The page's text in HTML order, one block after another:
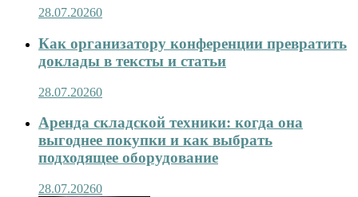
28.07.20260
Как организатору конференции превратить
доклады в тексты и статьи
28.07.20260
Аренда складской техники: когда она
выгоднее покупки и как выбрать
подходящее оборудование
28.07.20260